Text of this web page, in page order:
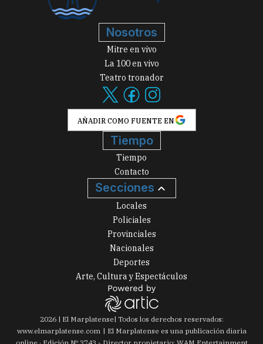
Nosotros
Mitre en vivo
La 100 en vivo
Teatro tronador
AÑADIR COMO FUENTE EN
Tiempo
Tiempo
Contacto
Secciones
Locales
Policiales
Provinciales
Nacionales
Deportes
Arte, Cultura y Espectáculos
2026| El Marplatense| Todos los derechos reservados:
www.elmarplatense.com
El Marplatense es una publicación diaria